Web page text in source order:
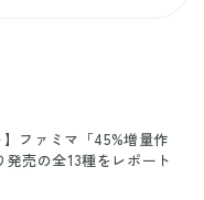
】ファミマ「45%増量作
売の全13種をレポート